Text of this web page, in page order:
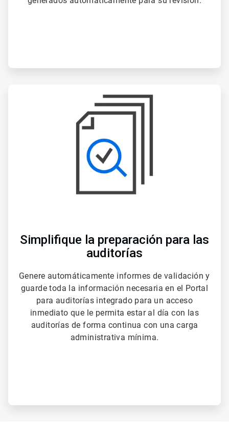
3
de
Simplifique la preparación para las
auditorías
Genere automáticamente informes de validación y
guarde toda la información necesaria en el Portal
para auditorías integrado para un acceso
inmediato que le permita estar al día con las
auditorías de forma continua con una carga
administrativa mínima.